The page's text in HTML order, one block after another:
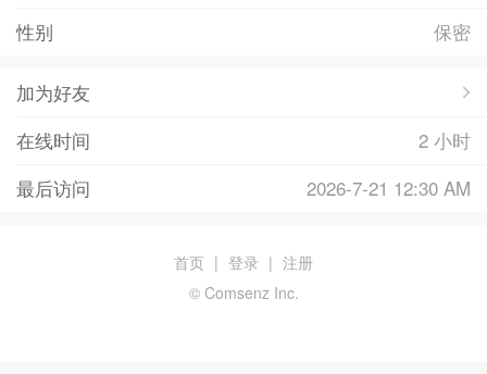
性别
保密
加为好友
在线时间
2 小时
最后访问
2026-7-21 12:30 AM
首页 | 登录 | 注册
© Comsenz Inc.